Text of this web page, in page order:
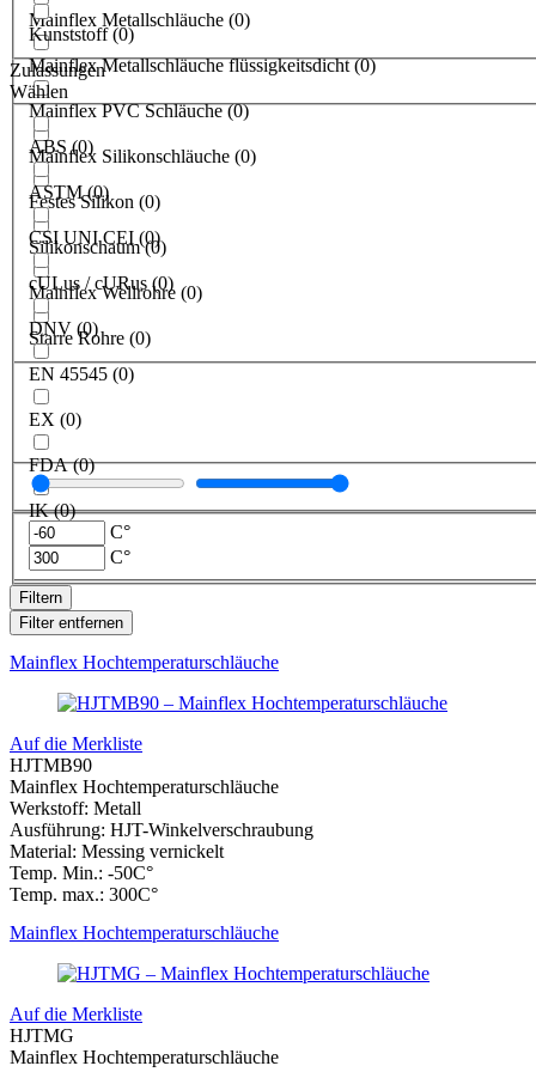
Mainflex Metallschläuche (0)
Mainflex Metallschläuche flüssigkeitsdicht (0)
Mainflex PVC Schläuche (0)
Mainflex Silikonschläuche (0)
Festes Silikon (0)
Silikonschaum (0)
Mainflex Wellrohre (0)
Starre Rohre (0)
Kunststoff (0)
Zulassungen
Wählen
ABS (0)
ASTM (0)
CSI UNI CEI (0)
cULus / cURus (0)
DNV (0)
EN 45545 (0)
EX (0)
FDA (0)
IK (0)
RINA
C°
C°
Filtern
Filter entfernen
Mainflex Hochtemperaturschläuche
Auf die Merkliste
HJTMB90
Mainflex Hochtemperaturschläuche
Werkstoff: Metall
Ausführung: HJT-Winkelverschraubung
Material: Messing vernickelt
Temp. Min.: -50C°
Temp. max.: 300C°
Mainflex Hochtemperaturschläuche
Auf die Merkliste
HJTMG
Mainflex Hochtemperaturschläuche